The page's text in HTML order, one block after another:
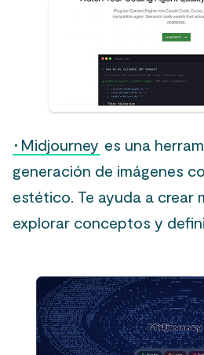
· Midjourney es una
generación de imágenes
estético. Te ayuda a crear
explorar conceptos y